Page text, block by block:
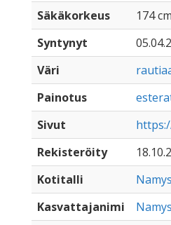
Säkäkorkeus
174 cm
Syntynyt
Väri
Painotus
Sivut
Rekisteröity
Kotitalli
Kasvattajanimi
Namys